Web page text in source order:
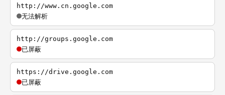
http://www.cn.google.com
无法解析
http://groups.google.com
已屏蔽
https://drive.google.com
已屏蔽